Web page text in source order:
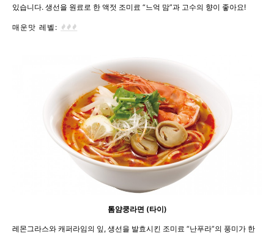
있습니다. 생선을 원료로 한 액젓 조미료 “느억 맘”과 고수의 향이 좋아요!
매운맛 레벨:
톰얌쿵라면 (타이)
레몬그라스와 캐퍼라임의 잎, 생선을 발효시킨 조미료 “난푸라”의 풍미가 한